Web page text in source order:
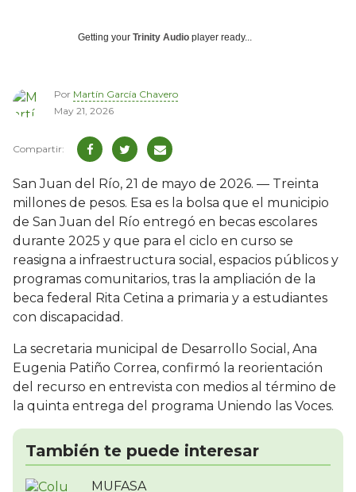
Getting your Trinity Audio player ready...
Por Martín García Chavero
May 21, 2026
San Juan del Río, 21 de mayo de 2026. — Treinta
millones de pesos. Esa es la bolsa que el municipio
de San Juan del Río entregó en becas escolares
durante 2025 y que para el ciclo en curso se
reasigna a infraestructura social, espacios públicos y
programas comunitarios, tras la ampliación de la
beca federal Rita Cetina a primaria y a estudiantes
con discapacidad.
La secretaria municipal de Desarrollo Social, Ana
Eugenia Patiño Correa, confirmó la reorientación
del recurso en entrevista con medios al término de
la quinta entrega del programa Uniendo las Voces.
También te puede interesar
MUFASA